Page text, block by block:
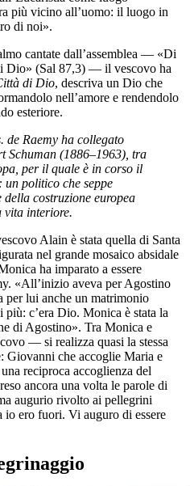
più vicino all’uomo: il luogo in
di noi».
cantate dall’assemblea — «Di
Dio» (Sal 87,3) — il vescovo ha
di Dio, descriva un Dio che
nell’amore e rendendolo
esteriore.
de Raemy ha collegato
Schuman (1886–1963), tra
per il quale è in corso il
un politico che seppe
della costruzione europea
vita interiore.
Alain è stata quella di Santa
nel grande mosaico absidale
ha imparato a essere
«All’inizio aveva per Agostino
per lui anche un matrimonio
c’era Dio. Monica è stata la
di Agostino». Tra Monica e
— si realizza quasi la stessa
Giovanni che accoglie Maria e
reciproca accoglienza del
ancora una volta le parole di
augurio rivolto ai pellegrini
ero fuori. Vi auguro di essere